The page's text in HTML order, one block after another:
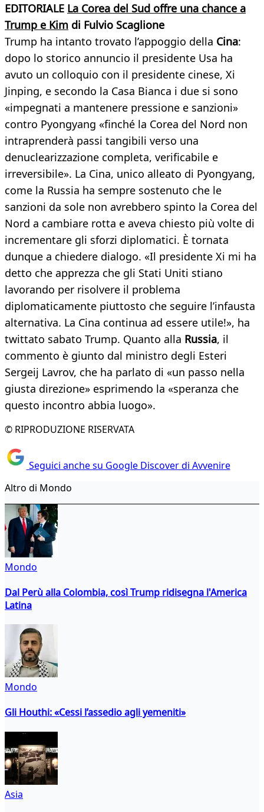
EDITORIALE La Corea del Sud offre una chance a
Trump e Kim di Fulvio Scaglione
Trump ha intanto trovato l’appoggio della Cina:
dopo lo storico annuncio il presidente Usa ha
avuto un colloquio con il presidente cinese, Xi
Jinping, e secondo la Casa Bianca i due si sono
«impegnati a mantenere pressione e sanzioni»
contro Pyongyang «finché la Corea del Nord non
intraprenderà passi tangibili verso una
denuclearizzazione completa, verificabile e
irreversibile». La Cina, unico alleato di Pyongyang,
come la Russia ha sempre sostenuto che le
sanzioni da sole non avrebbero spinto la Corea del
Nord a cambiare rotta e aveva chiesto più volte di
incrementare gli sforzi diplomatici. È tornata
dunque a chiedere dialogo. «Il presidente Xi mi ha
detto che apprezza che gli Stati Uniti stiano
lavorando per risolvere il problema
diplomaticamente piuttosto che seguire l’infausta
alternativa. La Cina continua ad essere utile!», ha
twittato sabato Trump. Quanto alla Russia, il
commento è giunto dal ministro degli Esteri
Sergeij Lavrov, che ha parlato di «un passo nella
giusta direzione» esprimendo la «speranza che
questo incontro abbia luogo».
© RIPRODUZIONE RISERVATA
Seguici anche su Google Discover di Avvenire
Altro di Mondo
Mondo
Dal Perù alla Colombia, così Trump ridisegna l'America
Latina
Mondo
Gli Houthi: «Cessi l’assedio agli yemeniti»
Asia